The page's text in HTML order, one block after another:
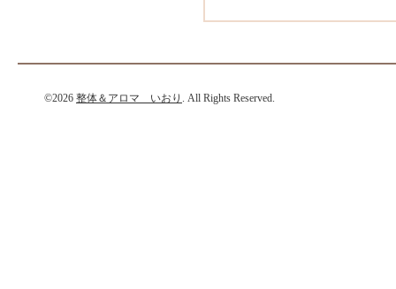
©2026 整体＆アロマ いおり . All Rights Reserved.